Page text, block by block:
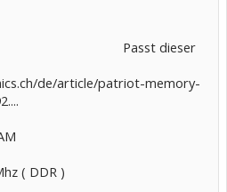
Passt dieser
de/article/patriot-memory-
( DDR )